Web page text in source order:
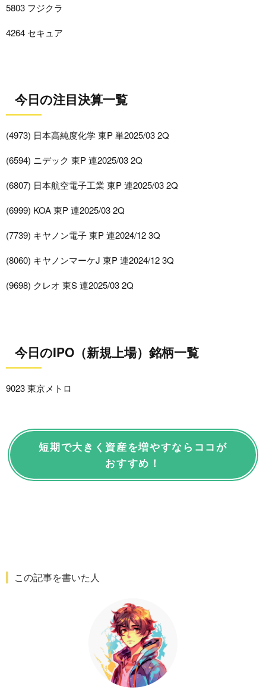
5803 フジクラ
4264 セキュア
今日の注目決算一覧
(4973) 日本高純度化学 東P 単2025/03 2Q
(6594) ニデック 東P 連2025/03 2Q
(6807) 日本航空電子工業 東P 連2025/03 2Q
(6999) KOA 東P 連2025/03 2Q
(7739) キヤノン電子 東P 連2024/12 3Q
(8060) キヤノンマーケJ 東P 連2024/12 3Q
(9698) クレオ 東S 連2025/03 2Q
今日のIPO（新規上場）銘柄一覧
9023 東京メトロ
短期で大きく資産を増やすならココが
おすすめ！
この記事を書いた人